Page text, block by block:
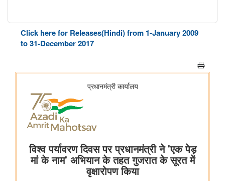
Click here for Releases(Hindi) from 1-January 2009
to 31-December 2017